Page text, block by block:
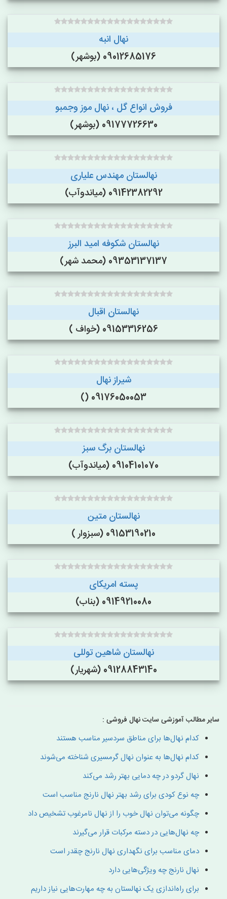
نهال انبه
09012685176 (بوشهر)
فروش انواع گل ، نهال موز وجمبو
09177726630 (بوشهر)
نهالستان مهندس علیاری
09142382292 (میاندوآب)
نهالستان شکوفه امید البرز
09353137137 (محمد شهر)
نهالستان اقبال
09153316256 (خواف )
شیراز نهال
09176050053 ()
نهالستان برگ سبز
09104101070 (میاندوآب)
نهالستان متین
09153190210 (سبزوار )
پسته امریکای
09149210080 (بناب)
نهالستان شاهین توللی
09128843140 (شهریار)
سایر مطالب آموزشی سایت نهال فروشی :
کدام نهال‌ها برای مناطق سردسیر مناسب هستند
کدام نهال‌ها به عنوان نهال گرمسیری شناخته می‌شوند
نهال گردو در چه دمایی بهتر رشد می‌کند
چه نوع کودی برای رشد بهتر نهال نارنج مناسب است
چگونه می‌توان نهال خوب را از نهال نامرغوب تشخیص داد
چه نهال‌هایی در دسته مرکبات قرار می‌گیرند
دمای مناسب برای نگهداری نهال نارنج چقدر است
نهال نارنج چه ویژگی‌هایی دارد
برای راه‌اندازی یک نهالستان به چه مهارت‌هایی نیاز داریم